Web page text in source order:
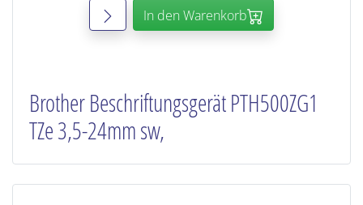
In den Warenkorb
Brother Beschriftungsgerät PTH500ZG1
TZe 3,5-24mm sw,